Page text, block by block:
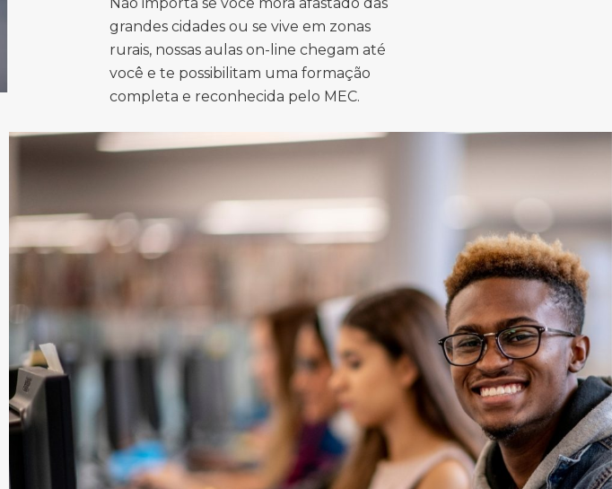
grandes cidades ou se vive em zonas
rurais, nossas aulas on-line chegam até
você e te possibilitam uma formação
completa e reconhecida pelo MEC.